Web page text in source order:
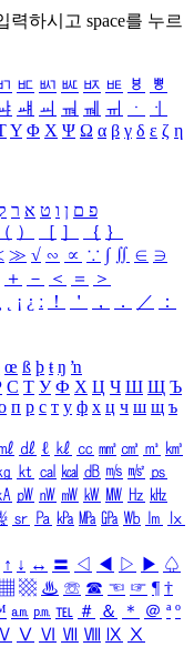
력하시고 space를 누르
ㅳ ㅴ ㅵ ㅶ ㅷ ㅸ
ㅹ
ㆈ ㆉ ㆊ ㆋ ㆌ ㆍ
ㆎ
Υ Φ Χ Ψ Ω α β γ δ ε ζ η
פ ם ן ו ט א ר
（ ） ［ ］ ｛ ｝
≫ √ ∽ ∝ ∵ ∫ ∬ ∈ ∋
＋ － ＜ ＝
＞
¡ ¿ ː ！ ＇ ， ． ／
：
œ ß þ ŧ ŋ ŉ
С Т У Ф Х Ц Ч Ш Щ Ъ
п р с т у ф х ц ч ш щ ъ
㎗ ℓ ㎘ ㏄ ㎣ ㎤ ㎥ ㎦
㏏ ㎈ ㎉ ㏈ ㎧ ㎨ ㎰
㎺ ㎻ ㎽ ㎾ ㎿ ㎐ ㎑
㏛ ㎩ ㎪ ㎫ ㎬ ㏝ ㏐
㏓
↑ ↓ ↔ 〓 ◁ ◀ ▷ ▶ ♤
▩ ♨ ☏ ☎ ☜ ☞ ¶ †
㏂ ㏘ ℡ ＃ ＆ ＊ ＠ ª º
Ⅳ Ⅴ Ⅵ Ⅶ Ⅷ Ⅸ Ⅹ